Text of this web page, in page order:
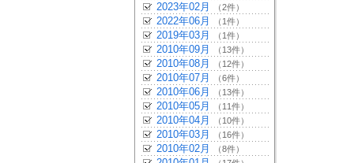
2023年02月 （2件）
2022年06月 （1件）
2019年03月 （1件）
2010年09月 （13件）
2010年08月 （12件）
2010年07月 （6件）
2010年06月 （13件）
2010年05月 （11件）
2010年04月 （10件）
2010年03月 （16件）
2010年02月 （8件）